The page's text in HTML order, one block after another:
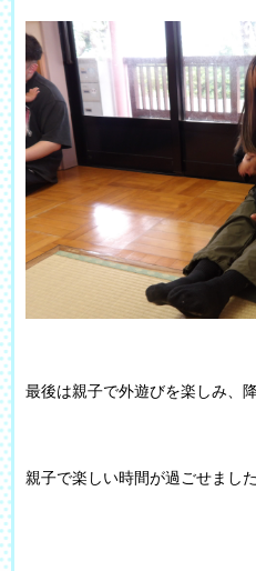
最後は親子で外遊びを楽しみ、
親子で楽しい時間が過ごせまし